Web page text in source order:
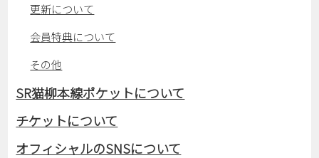
更新について
会員特典について
その他
SR猫柳本線ポケットについて
チケットについて
オフィシャルのSNSについて